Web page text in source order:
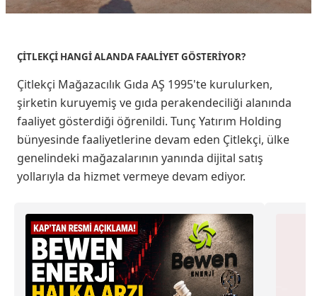
ÇİTLEKÇİ HANGİ ALANDA FAALİYET GÖSTERİYOR?
Çitlekçi Mağazacılık Gıda AŞ 1995'te kurulurken,
şirketin kuruyemiş ve gıda perakendeciliği alanında
faaliyet gösterdiği öğrenildi. Tunç Yatırım Holding
bünyesinde faaliyetlerine devam eden Çitlekçi, ülke
genelindeki mağazalarının yanında dijital satış
yollarıyla da hizmet vermeye devam ediyor.